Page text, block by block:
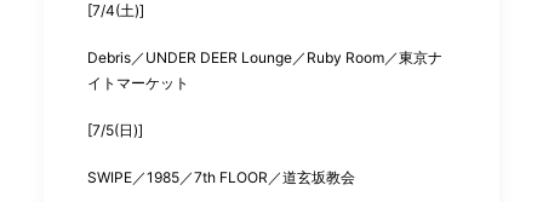
[7/4(土)]
Debris／UNDER DEER Lounge／Ruby Room／東京ナ
イトマーケット
[7/5(日)]
SWIPE／1985／7th FLOOR／道玄坂教会